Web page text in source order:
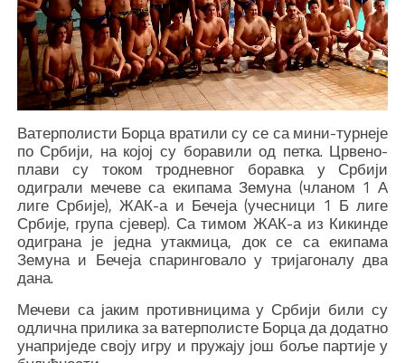
Ватерполисти Борца вратили су се са мини-турнеје
по Србији, на којој су боравили од петка. Црвено-
плави су током тродневног боравка у Србији
одиграли мечеве са екипама Земуна (чланом 1 А
лиге Србије), ЖАК-а и Бечеја (учесници 1 Б лиге
Србије, група сјевер). Са тимом ЖАК-а из Кикинде
одиграна је једна утакмица, док се са екипама
Земуна и Бечеја спаринговало у тријагоналу два
дана.
Мечеви са јаким противницима у Србији били су
одлична прилика за ватерполисте Борца да додатно
унаприједе своју игру и пружају још боље партије у